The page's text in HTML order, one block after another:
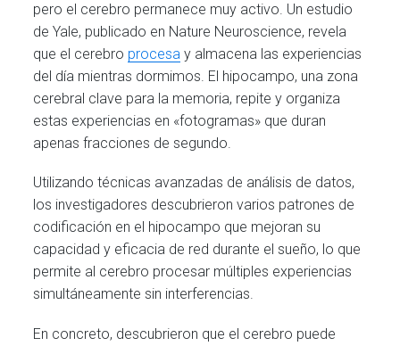
pero el cerebro permanece muy activo. Un estudio
de Yale, publicado en Nature Neuroscience, revela
que el cerebro procesa y almacena las experiencias
del día mientras dormimos. El hipocampo, una zona
cerebral clave para la memoria, repite y organiza
estas experiencias en «fotogramas» que duran
apenas fracciones de segundo.
Utilizando técnicas avanzadas de análisis de datos,
los investigadores descubrieron varios patrones de
codificación en el hipocampo que mejoran su
capacidad y eficacia de red durante el sueño, lo que
permite al cerebro procesar múltiples experiencias
simultáneamente sin interferencias.
En concreto, descubrieron que el cerebro puede